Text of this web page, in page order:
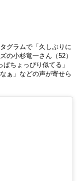
グラムで「久しぶりに
の小杉竜一さん（52）
ちょっぴり似てる」
ぁ」などの声が寄せら